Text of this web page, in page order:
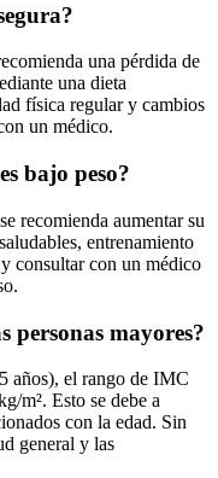
una pérdida de
una dieta
física regular y cambios
un médico.
bajo peso?
recomienda aumentar su
entrenamiento
consultar con un médico
personas mayores?
años), el rango de IMC
m². Esto se debe a
con la edad. Sin
general y las